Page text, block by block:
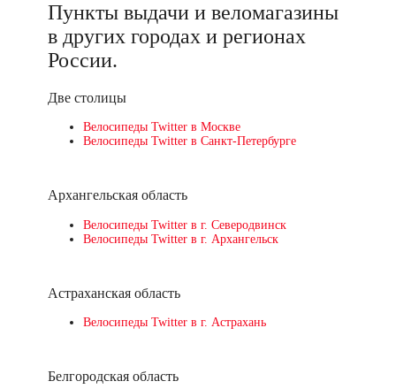
Пункты выдачи и веломагазины
в других городах и регионах
России.
Две столицы
Велосипеды Twitter в Москве
Велосипеды Twitter в Санкт-Петербурге
Архангельская область
Велосипеды Twitter в г. Северодвинск
Велосипеды Twitter в г. Архангельск
Астраханская область
Велосипеды Twitter в г. Астрахань
Белгородская область